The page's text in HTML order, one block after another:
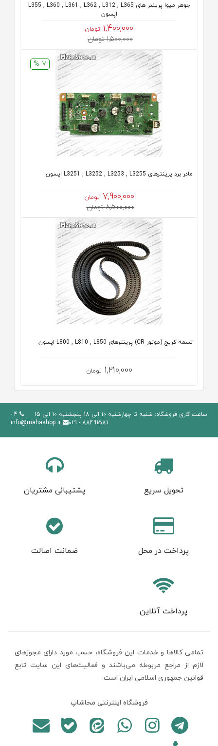
جوهر میوا پرینتر های L355 , L360 , L361 , L362 , L312 , L365
اپسون
1,400,000 تومان
1,500,000 تومان
7 %
مادر برد پرینترهای L3251 , L3252 , L3253 , L3255 اپسون
7,900,000 تومان
8,500,000 تومان
تسمه کریج (موتور CR) پرینترهای L800 , L810 , L850 اپسون
1,210,000 تومان
ساعت کاری فروشگاه: شنبه تا چهارشنبه 10 الی 18 پنجشنبه 10 الی 15
4 -
88491581 - 021
info@mahashop.ir
تحویل سریع پشتیبانی مشتریان
پرداخت در محل ضمانت اصالت
پرداخت آنلاین
تمامی كالاها و خدمات اين فروشگاه، حسب مورد دارای مجوزهای
لازم از مراجع مربوطه می‌باشند و فعاليت‌های اين سايت تابع
قوانين جمهوری اسلامی ایران است.
فروشگاه اینترنتی محاشاپ